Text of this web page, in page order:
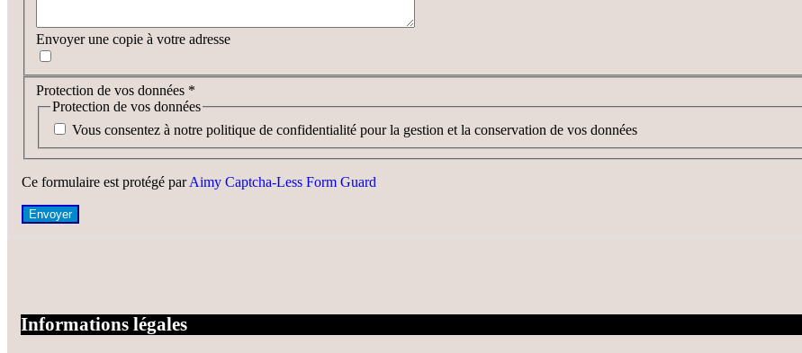
Envoyer une copie à votre adresse
Protection de vos données *
Protection de vos données
Vous consentez à notre politique de confidentialité pour la gestion et la conservation de vos données
Ce formulaire est protégé parAimy Captcha-Less Form Guard
Envoyer
Informations légales